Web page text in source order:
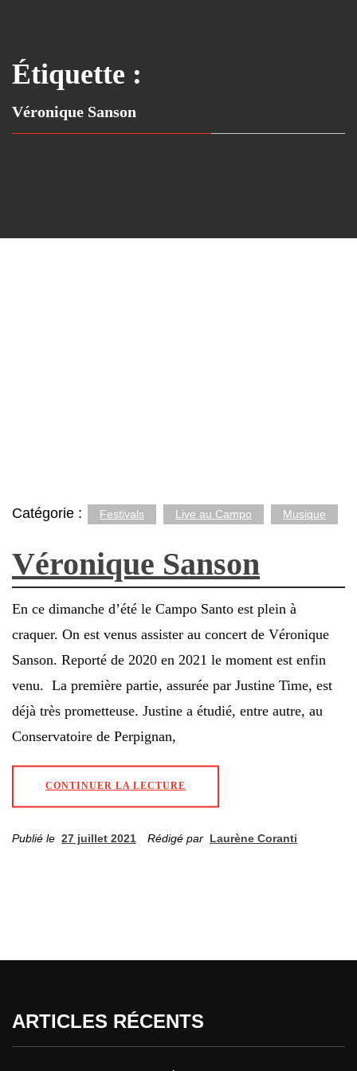
Étiquette :
Véronique Sanson
Catégorie : Festivals Live au Campo Musique
Véronique Sanson
En ce dimanche d’été le Campo Santo est plein à
craquer. On est venus assister au concert de Véronique
Sanson. Reporté de 2020 en 2021 le moment est enfin
venu. La première partie, assurée par Justine Time, est
déjà très prometteuse. Justine a étudié, entre autre, au
Conservatoire de Perpignan,
CONTINUER LA LECTURE
Publié le 27 juillet 2021 Rédigé par Laurène Coranti
ARTICLES RÉCENTS